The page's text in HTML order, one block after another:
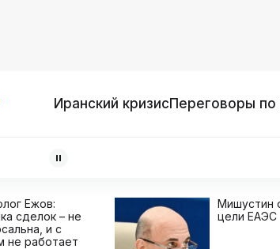
Иранский кризисПереговоры по
Ежов:
сделок – не
и с
не работает
Мишустин
цели ЕАЭС